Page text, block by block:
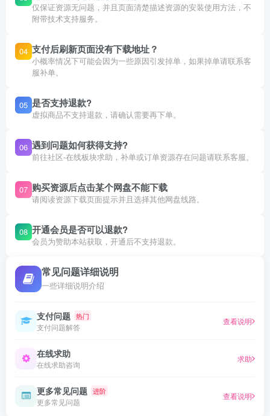
仅保证资源无问题，并且页面清楚描述资源的安装使用方法，不
附带技术支持服务。
04 支付后刷新页面没有下载地址？
小概率情况下可能会因为一些原因引发掉单，如果掉单请联系客
服补单。
05 是否支持退款?
虚拟商品不支持退款，请确认需要再下单。
06 遇到问题如何获得支持?
前往社区-在线板块求助，补单或订单资源存在问题请联系客服。
07 购买资源后点击某个网盘不能下载
请阅读资源下载页面提示并且选择其他网盘线路。
08 开通会员是否可以退款?
会员为赞助本站获取，开通后不支持退款。
常见问题详细说明
一些详细说明介绍
支付问题 热门
支付问题解答
查看说明
在线求助
在线求助咨询
求助
更多常见问题 进阶
更多常见问题
查看说明